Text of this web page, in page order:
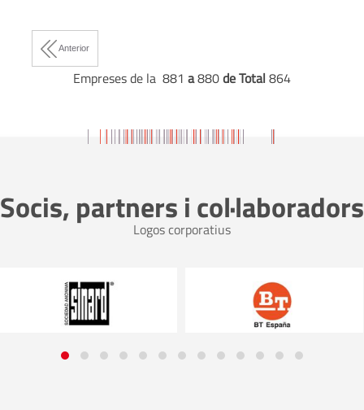
Anterior
Empreses de la 881 a880de Total 864
Socis, partners i col·laboradors
Logos corporatius